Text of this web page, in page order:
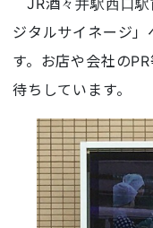
ジタルサイネージ
す。お店や会社の
待ちしています。